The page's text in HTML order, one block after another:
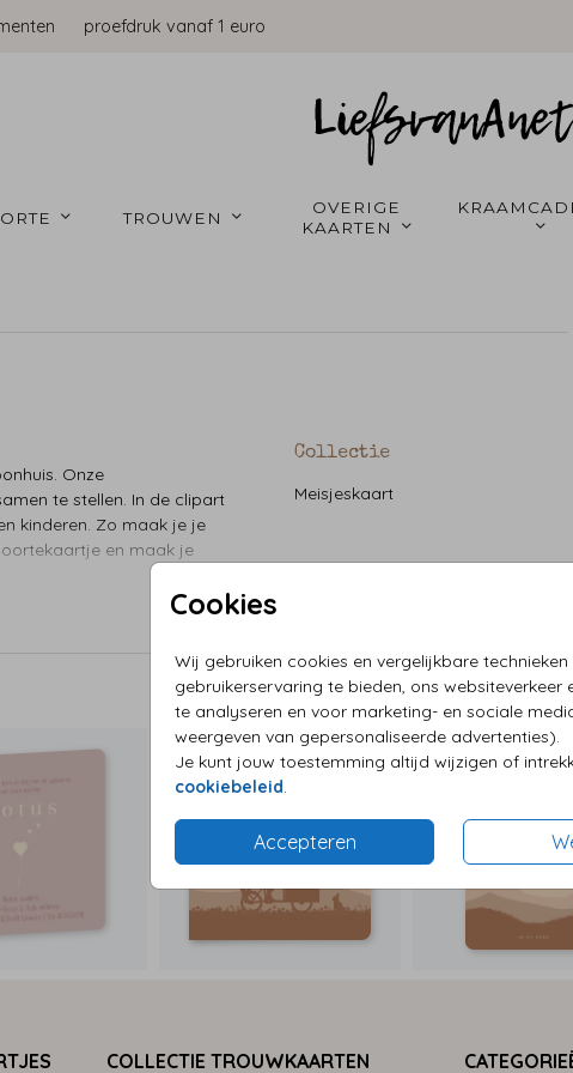
proefdruk vanaf 1 euro
TROUWEN
OVERIGE
KAARTEN
Cookies
Wij gebruiken cookies en vergelijkbare
gebruikerservaring te bieden, ons websiteverkeer
te analyseren en voor marketing- en sociale
weergeven van gepersonaliseerde advertenties).
Je kunt jouw toestemming altijd wijzigen of
cookiebeleid.
Accepteren
Onze
te stellen. In de clipart
kinderen. Zo maak je je
en maak je
Collectie
Meisjeskaart
COLLECTIE TROUWKAARTEN